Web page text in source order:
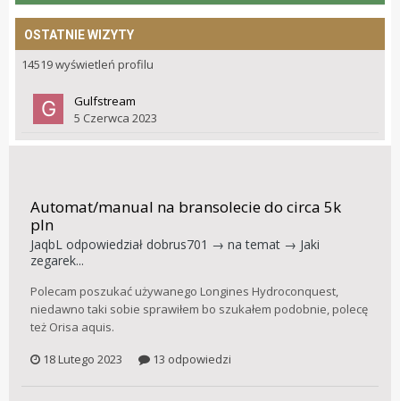
OSTATNIE WIZYTY
14519 wyświetleń profilu
Gulfstream
5 Czerwca 2023
Automat/manual na bransolecie do circa 5k
pln
JaqbL odpowiedział dobrus701 → na temat → Jaki
zegarek...
Polecam poszukać używanego Longines Hydroconquest,
niedawno taki sobie sprawiłem bo szukałem podobnie, polecę
też Orisa aquis.
18 Lutego 2023
13 odpowiedzi